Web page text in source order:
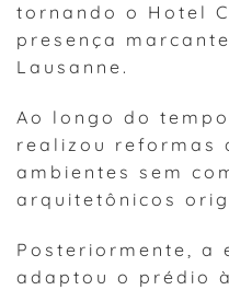
tornando o Hotel
presença
Lausanne.
Ao longo do
realizou reformas
ambientes sem
arquitetônicos
Posteriormente, a
adaptou o prédio